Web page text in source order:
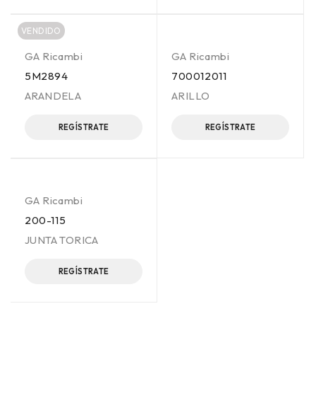
VENDIDO
GA Ricambi
5M2894
ARANDELA
REGÍSTRATE
GA Ricambi
700012011
ARILLO
REGÍSTRATE
GA Ricambi
200-115
JUNTA TORICA
REGÍSTRATE